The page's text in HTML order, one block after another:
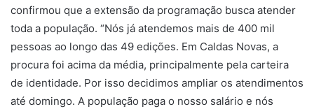
confirmou que a extensão da programação busca atender
toda a população. “Nós já atendemos mais de 400 mil
pessoas ao longo das 49 edições. Em Caldas Novas, a
procura foi acima da média, principalmente pela carteira
de identidade. Por isso decidimos ampliar os atendimentos
até domingo. A população paga o nosso salário e nós